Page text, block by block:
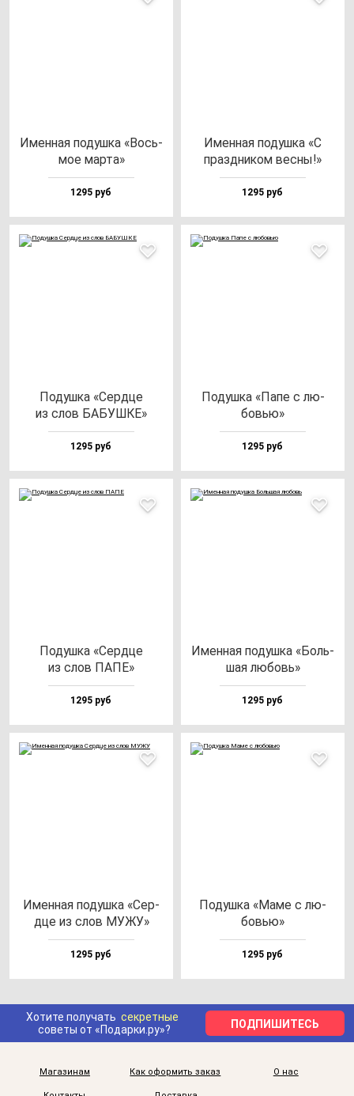
Имен­ная по­душ­ка «Вось­
мое мар­та»
1295 руб
Имен­ная по­душ­ка «С
праз­дни­ком вес­ны!»
1295 руб
Подуш­ка «Сер­дце
из слов БАБУШКЕ»
1295 руб
Подуш­ка «Папе с лю­
бовью»
1295 руб
Подуш­ка «Сер­дце
из слов ПАПЕ»
1295 руб
Имен­ная по­душ­ка «Боль­
шая лю­бовь»
1295 руб
Имен­ная по­душ­ка «Сер­
дце из слов МУЖУ»
1295 руб
Подуш­ка «Маме с лю­
бовью»
1295 руб
Хотите получать секретные
советы от «Подарки.ру»?
ПОДПИШИТЕСЬ
Магазинам Как оформить заказ О нас